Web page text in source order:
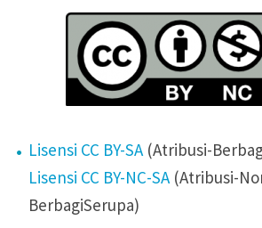
Lisensi CC BY-SA (Atribusi-
Lisensi CC BY-NC-SA (Atribusi-
BerbagiSerupa)